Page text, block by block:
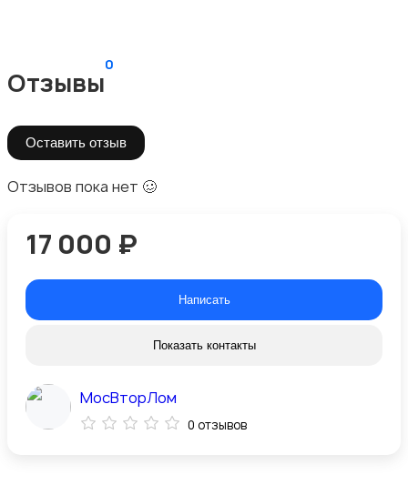
Отзывы
0
Оставить отзыв
Отзывов пока нет 🥴
17 000 ₽
Написать
Показать контакты
МосВторЛом
0 отзывов